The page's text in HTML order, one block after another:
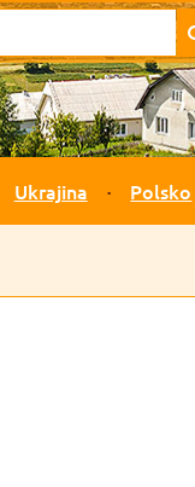
Ukrajina Polsko